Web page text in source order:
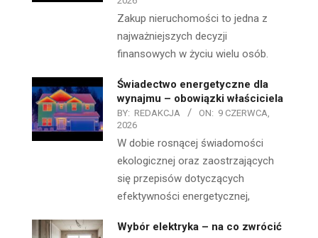
Zakup nieruchomości to jedna z
najważniejszych decyzji
finansowych w życiu wielu osób.
Świadectwo energetyczne dla
wynajmu – obowiązki właściciela
BY: REDAKCJA ON: 9 CZERWCA,
2026
W dobie rosnącej świadomości
ekologicznej oraz zaostrzających
się przepisów dotyczących
efektywności energetycznej,
Wybór elektryka – na co zwrócić